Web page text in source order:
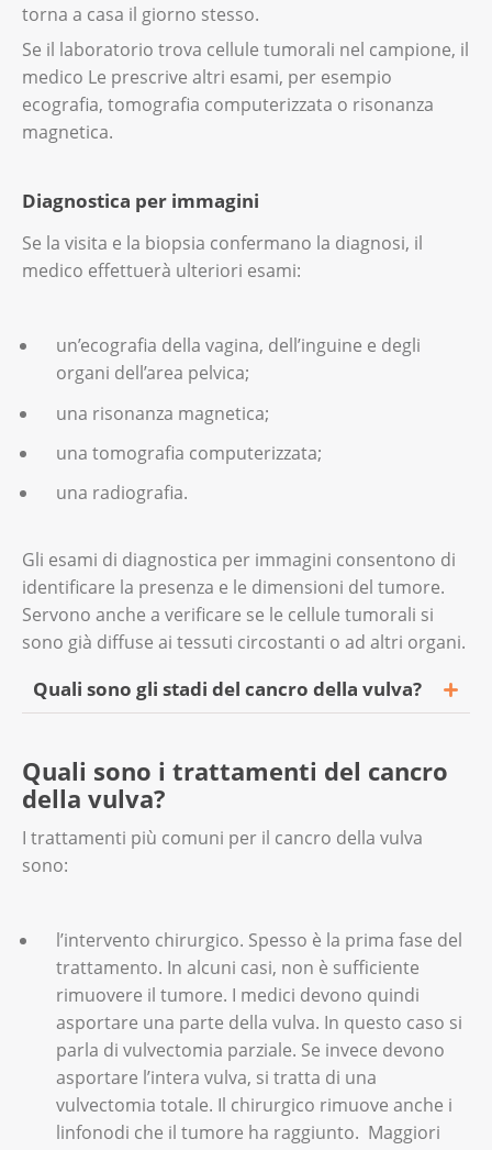
torna a casa il giorno stesso.
Se il laboratorio trova cellule tumorali nel campione, il
medico Le prescrive altri esami, per esempio
ecografia, tomografia computerizzata o risonanza
magnetica.
Diagnostica per immagini
Se la visita e la biopsia confermano la diagnosi, il
medico effettuerà ulteriori esami:
un’ecografia della vagina, dell’inguine e degli
organi dell’area pelvica;
una risonanza magnetica;
una tomografia computerizzata;
una radiografia.
Gli esami di diagnostica per immagini consentono di
identificare la presenza e le dimensioni del tumore.
Servono anche a verificare se le cellule tumorali si
sono già diffuse ai tessuti circostanti o ad altri organi.
Quali sono gli stadi del cancro della vulva?
stadio 1: il tumore è limitato alla vulva o al
perineo;
stadio 2: il tumore si è diffuso ad altre
regioni del bacino e ha colpito i linfonodi;
stadio 4: sono presenti metastasi in altri
organi.
Le specialiste e gli specialisti usano due
sistemi per descrivere il cancro della vulva: la
classificazione FIGO e la classificazione in
Quali sono i trattamenti del cancro
della vulva?
I trattamenti più comuni per il cancro della vulva
sono:
l’intervento chirurgico. Spesso è la prima fase del
trattamento. In alcuni casi, non è sufficiente
rimuovere il tumore. I medici devono quindi
asportare una parte della vulva. In questo caso si
parla di vulvectomia parziale. Se invece devono
asportare l’intera vulva, si tratta di una
vulvectomia totale. Il chirurgico rimuove anche i
linfonodi che il tumore ha raggiunto. Maggiori